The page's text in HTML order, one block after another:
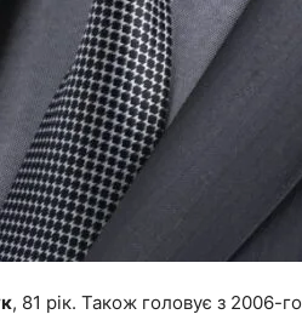
, 81 рік. Також головує з 2006-